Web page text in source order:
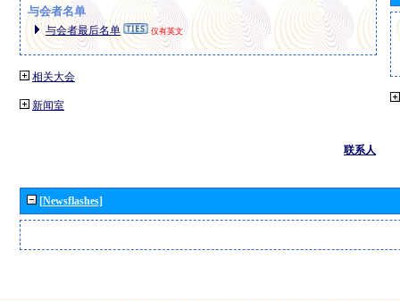
与会者名单
与会者最后名单 仅有英文
相关大会
新闻室
联系人
[Newsflashes]